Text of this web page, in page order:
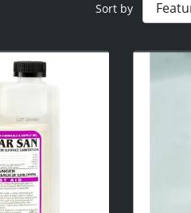
Sort by